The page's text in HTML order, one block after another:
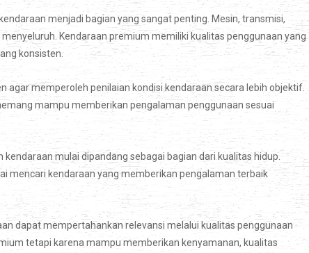
menjadi bagian yang sangat penting. Mesin, transmisi,
Kendaraan premium memiliki kualitas penggunaan yang
konsisten.
memperoleh penilaian kondisi kendaraan secara lebih objektif.
mampu memberikan pengalaman penggunaan sesuai
mulai dipandang sebagai bagian dari kualitas hidup.
mencari kendaraan yang memberikan pengalaman terbaik
dapat mempertahankan relevansi melalui kualitas penggunaan
tetapi karena mampu memberikan kenyamanan, kualitas